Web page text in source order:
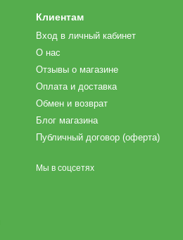
Клиентам
Вход в личный кабинет
О нас
Отзывы о магазине
Оплата и доставка
Обмен и возврат
Блог магазина
Публичный договор (оферта)
Мы в соцсетях